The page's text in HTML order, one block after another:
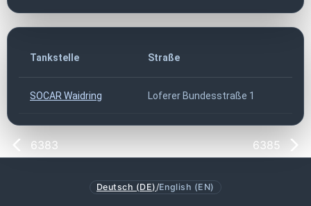
Tankstelle Straße
SOCAR Waidring Loferer Bundesstraße 1
6383 6385
Deutsch (DE) /English (EN)